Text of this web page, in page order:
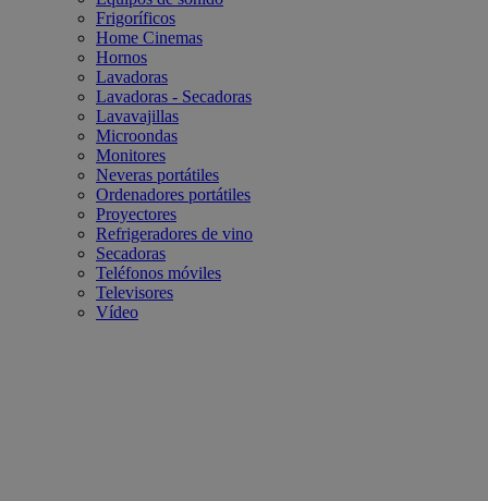
Frigoríficos
Home Cinemas
Hornos
Lavadoras
Lavadoras - Secadoras
Lavavajillas
Microondas
Monitores
Neveras portátiles
Ordenadores portátiles
Proyectores
Refrigeradores de vino
Secadoras
Teléfonos móviles
Televisores
Vídeo